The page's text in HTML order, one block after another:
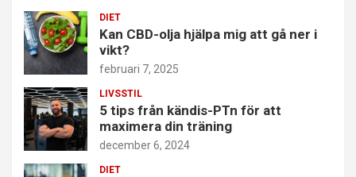
DIET
Kan CBD-olja hjälpa mig att gå ner i
vikt?
februari 7, 2025
LIVSSTIL
5 tips från kändis-PTn för att
maximera din träning
december 6, 2024
DIET